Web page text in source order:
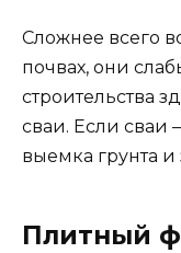
Сложнее всего
почвах, они
строительства
сваи. Если сваи
выемка грунта
Плитный